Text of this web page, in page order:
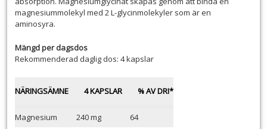
magnesiummolekyl med 2 L-glycinmolekyler som är en
aminosyra.
Mängd per dagsdos
Rekommenderad daglig dos: 4 kapslar
NÄRINGSÄMNE 4 KAPSLAR % AV DRI*
Magnesium 240 mg 64